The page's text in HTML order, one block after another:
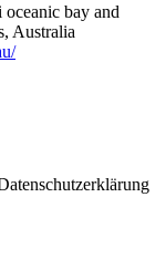
bay and
Australia